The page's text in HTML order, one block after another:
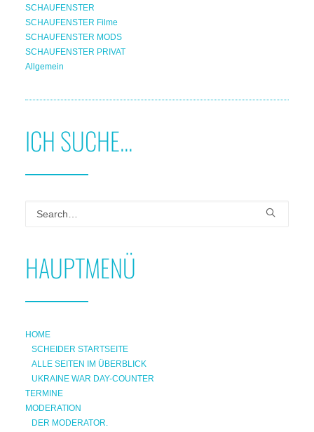
SCHAUFENSTER
SCHAUFENSTER Filme
SCHAUFENSTER MODS
SCHAUFENSTER PRIVAT
Allgemein
ICH SUCHE...
HAUPTMENÜ
HOME
SCHEIDER STARTSEITE
ALLE SEITEN IM ÜBERBLICK
UKRAINE WAR DAY-COUNTER
TERMINE
MODERATION
DER MODERATOR.